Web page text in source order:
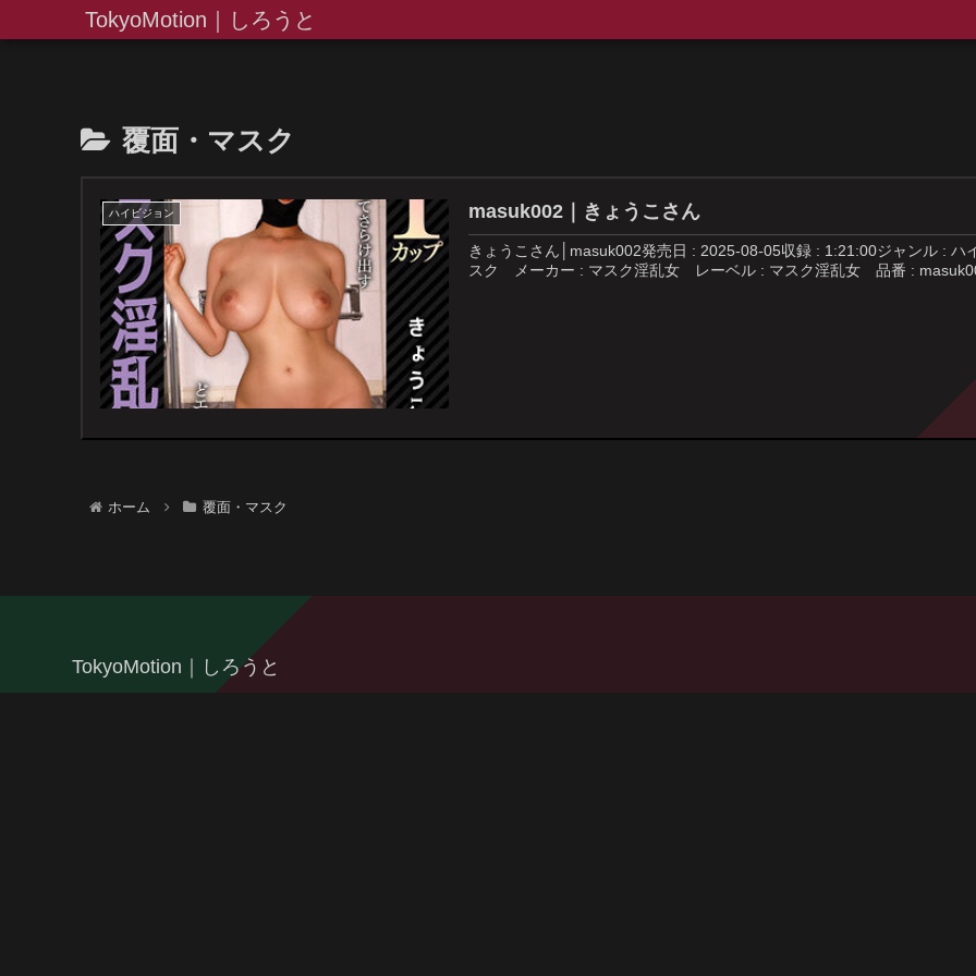
TokyoMotion｜しろうと
覆面・マスク
ハイビジョン masuk002｜きょうこさん
きょうこさん│masuk002発売日 : 2025-08-05収録 : 1:21:00ジャン
スク メーカー : マスク淫乱女 レーベル : マスク淫乱女 品番 :
ホーム 覆面・マスク
TokyoMotion｜しろうと